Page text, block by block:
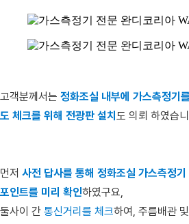
고객분께서는 정화조실 내부에 가스측정기
도 체크를 위해 전광판 설치 도 의뢰 하였습
먼저 사전 답사를 통해 정화조실 가스측정
포인트를 미리 확인하였구요,
둘사이 간 통신거리를 체크하여, 주름배관